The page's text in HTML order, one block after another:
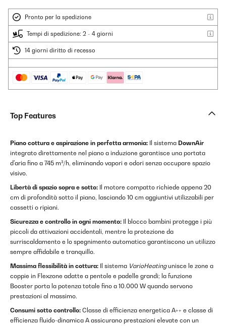
Pronto per la spedizione
Tempi di spedizione: 2 - 4 giorni
14 giorni diritto di recesso
Top Features
Piano cottura e aspirazione in perfetta armonia: Il sistema DownAir
integrato direttamente nel piano a induzione garantisce una portata
d'aria fino a 745 m³/h, eliminando vapori e odori senza occupare spazio
visivo.
Libertà di spazio sopra e sotto: Il motore compatto richiede appena 20
cm di profondità sotto il piano, lasciando 10 cm aggiuntivi utilizzabili per
cassetti o ripiani.
Sicurezza e controllo in ogni momento: Il blocco bambini protegge i più
piccoli da attivazioni accidentali, mentre la protezione da
surriscaldamento e lo spegnimento automatico garantiscono un utilizzo
sempre affidabile e tranquillo.
Massima flessibilità in cottura: Il sistema VarioHeatingunisce le zone a
coppie in Flexzone adatte a pentole e padelle grandi; la funzione
Booster porta la potenza totale fino a 10.000 W quando servono
prestazioni al massimo.
Consumi sotto controllo: Classe di efficienza energetica A++ e classe di
efficienza fluido-dinamica A assicurano prestazioni elevate con un